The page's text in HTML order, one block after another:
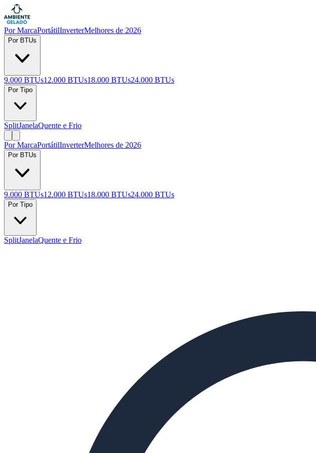
Por MarcaPortátilInverterMelhores de 2026
Por BTUs
9.000 BTUs12.000 BTUs18.000 BTUs24.000 BTUs
Por Tipo
SplitJanelaQuente e Frio
Por MarcaPortátilInverterMelhores de 2026
Por BTUs
9.000 BTUs12.000 BTUs18.000 BTUs24.000 BTUs
Por Tipo
SplitJanelaQuente e Frio